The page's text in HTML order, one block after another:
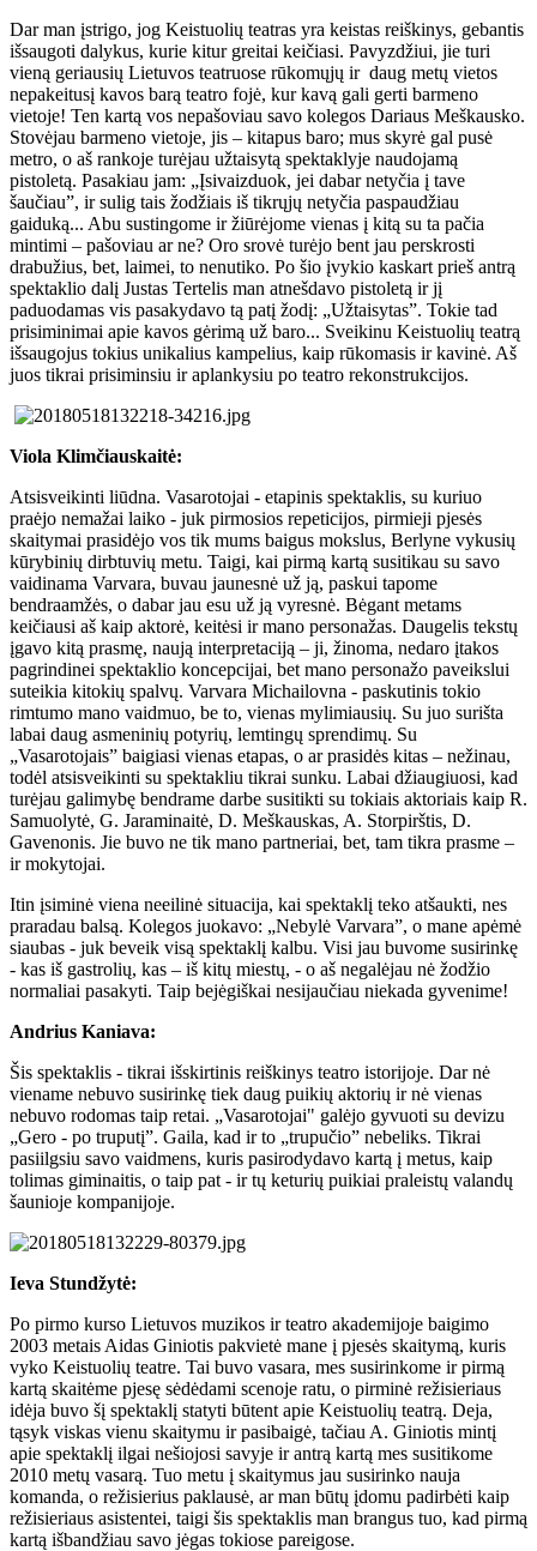
Dar man įstrigo, jog Keistuolių teatras yra keistas reiškinys, gebantis
išsaugoti dalykus, kurie kitur greitai keičiasi. Pavyzdžiui, jie turi
vieną geriausių Lietuvos teatruose rūkomųjų ir daug metų vietos
nepakeitusį kavos barą teatro fojė, kur kavą gali gerti barmeno
vietoje! Ten kartą vos nepašoviau savo kolegos Dariaus Meškausko.
Stovėjau barmeno vietoje, jis – kitapus baro; mus skyrė gal pusė
metro, o aš rankoje turėjau užtaisytą spektaklyje naudojamą
pistoletą. Pasakiau jam: „Įsivaizduok, jei dabar netyčia į tave
šaučiau”, ir sulig tais žodžiais iš tikrųjų netyčia paspaudžiau
gaiduką... Abu sustingome ir žiūrėjome vienas į kitą su ta pačia
mintimi – pašoviau ar ne? Oro srovė turėjo bent jau perskrosti
drabužius, bet, laimei, to nenutiko. Po šio įvykio kaskart prieš antrą
spektaklio dalį Justas Tertelis man atnešdavo pistoletą ir jį
paduodamas vis pasakydavo tą patį žodį: „Užtaisytas”. Tokie tad
prisiminimai apie kavos gėrimą už baro... Sveikinu Keistuolių teatrą
išsaugojus tokius unikalius kampelius, kaip rūkomasis ir kavinė. Aš
juos tikrai prisiminsiu ir aplankysiu po teatro rekonstrukcijos.
Viola Klimčiauskaitė:
Atsisveikinti liūdna. Vasarotojai - etapinis spektaklis, su kuriuo
praėjo nemažai laiko - juk pirmosios repeticijos, pirmieji pjesės
skaitymai prasidėjo vos tik mums baigus mokslus, Berlyne vykusių
kūrybinių dirbtuvių metu. Taigi, kai pirmą kartą susitikau su savo
vaidinama Varvara, buvau jaunesnė už ją, paskui tapome
bendraamžės, o dabar jau esu už ją vyresnė. Bėgant metams
keičiausi aš kaip aktorė, keitėsi ir mano personažas. Daugelis tekstų
įgavo kitą prasmę, naują interpretaciją – ji, žinoma, nedaro įtakos
pagrindinei spektaklio koncepcijai, bet mano personažo paveikslui
suteikia kitokių spalvų. Varvara Michailovna - paskutinis tokio
rimtumo mano vaidmuo, be to, vienas mylimiausių. Su juo surišta
labai daug asmeninių potyrių, lemtingų sprendimų. Su
„Vasarotojais” baigiasi vienas etapas, o ar prasidės kitas – nežinau,
todėl atsisveikinti su spektakliu tikrai sunku. Labai džiaugiuosi, kad
turėjau galimybę bendrame darbe susitikti su tokiais aktoriais kaip R.
Samuolytė, G. Jaraminaitė, D. Meškauskas, A. Storpirštis, D.
Gavenonis. Jie buvo ne tik mano partneriai, bet, tam tikra prasme –
ir mokytojai.
Itin įsiminė viena neeilinė situacija, kai spektaklį teko atšaukti, nes
praradau balsą. Kolegos juokavo: „Nebylė Varvara”, o mane apėmė
siaubas - juk beveik visą spektaklį kalbu. Visi jau buvome susirinkę
- kas iš gastrolių, kas – iš kitų miestų, - o aš negalėjau nė žodžio
normaliai pasakyti. Taip bejėgiškai nesijaučiau niekada gyvenime!
Andrius Kaniava:
Šis spektaklis - tikrai išskirtinis reiškinys teatro istorijoje. Dar nė
viename nebuvo susirinkę tiek daug puikių aktorių ir nė vienas
nebuvo rodomas taip retai. „Vasarotojai" galėjo gyvuoti su devizu
„Gero - po truputį”. Gaila, kad ir to „trupučio” nebeliks. Tikrai
pasiilgsiu savo vaidmens, kuris pasirodydavo kartą į metus, kaip
tolimas giminaitis, o taip pat - ir tų keturių puikiai praleistų valandų
šaunioje kompanijoje.
Ieva Stundžytė:
Po pirmo kurso Lietuvos muzikos ir teatro akademijoje baigimo
2003 metais Aidas Giniotis pakvietė mane į pjesės skaitymą, kuris
vyko Keistuolių teatre. Tai buvo vasara, mes susirinkome ir pirmą
kartą skaitėme pjesę sėdėdami scenoje ratu, o pirminė režisieriaus
idėja buvo šį spektaklį statyti būtent apie Keistuolių teatrą. Deja,
tąsyk viskas vienu skaitymu ir pasibaigė, tačiau A. Giniotis mintį
apie spektaklį ilgai nešiojosi savyje ir antrą kartą mes susitikome
2010 metų vasarą. Tuo metu į skaitymus jau susirinko nauja
komanda, o režisierius paklausė, ar man būtų įdomu padirbėti kaip
režisieriaus asistentei, taigi šis spektaklis man brangus tuo, kad pirmą
kartą išbandžiau savo jėgas tokiose pareigose.